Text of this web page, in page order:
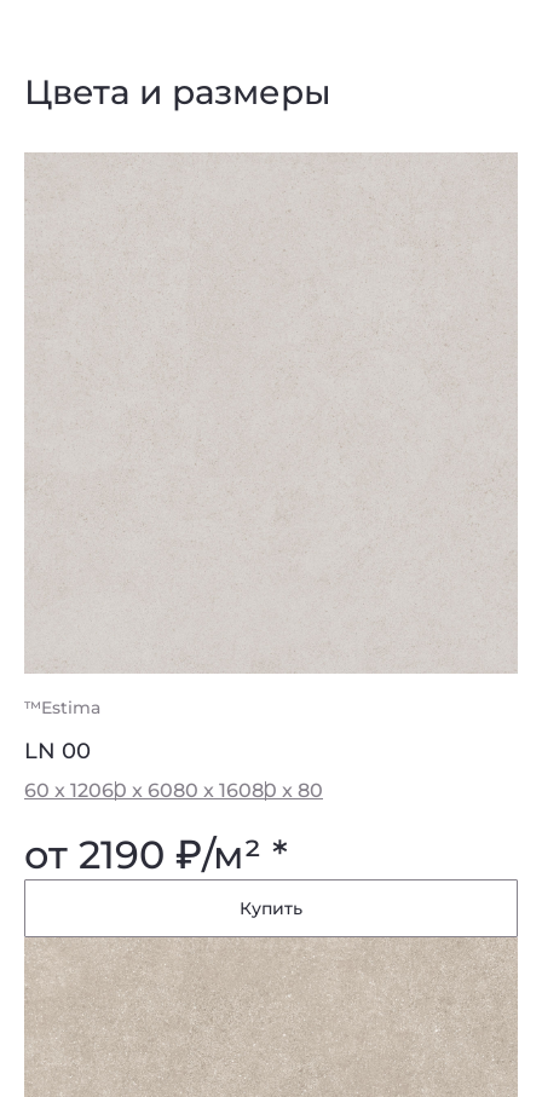
Цвета и размеры
™Estima
LN 00
60 x 12060 x 6080 x 16080 x 80
от 2190 ₽/м² *
Купить